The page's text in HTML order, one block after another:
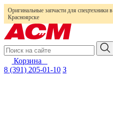
Оригинальные запчасти для спецтехники в
Красноярске
Корзина
8 (391) 205-01-10 З